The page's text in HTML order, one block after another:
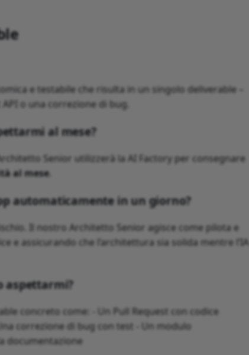
e testabile che risulta in un singolo deliverable –
o una correzione di bug.
al mese?
Senior utilizzerà la AI Factory per consegnare
al mese.
automaticamente in un giorno?
Il nostro Architetto Senior agisce come pilota e
e assicurando che l’architettura sia solida mentre l’IA
aspettarmi?
concreto come: - Un Pull Request con codice
correzione di bug con test - Un modulo
documentazione